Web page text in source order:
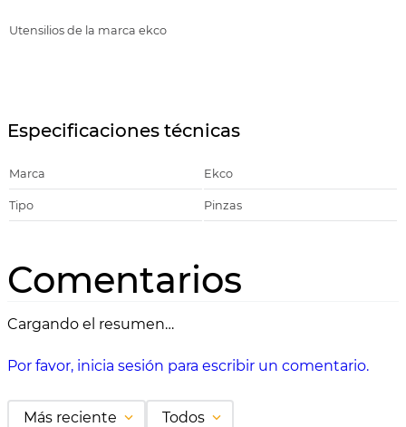
Utensilios de la marca ekco
Especificaciones técnicas
Marca Ekco
Tipo Pinzas
Comentarios
Cargando el resumen…
Por favor, inicia sesión para escribir un comentario.
Más reciente Todos